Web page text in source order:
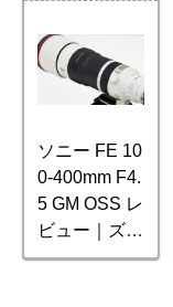
ソニー FE 10
0-400mm F4.
5 GM OSS レ
ビュー｜ズー
ム全域F4.5通